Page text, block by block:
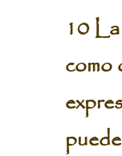
10
como